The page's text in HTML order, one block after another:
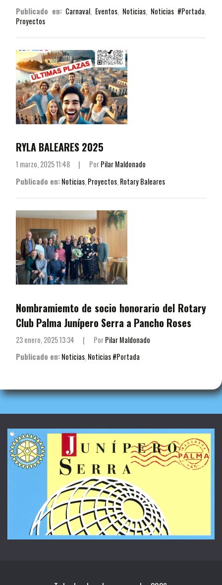
Publicado en: Carnaval, Eventos, Noticias, Noticias #Portada,
Proyectos
RYLA BALEARES 2025
1 marzo, 2025 11:48 | PorPilar Maldonado
Publicado en:Noticias, Proyectos, Rotary Baleares
Nombramiemto de socio honorario del Rotary
Club Palma Junípero Serra a Pancho Roses
23 enero, 2025 13:34 | PorPilar Maldonado
Publicado en:Noticias, Noticias #Portada